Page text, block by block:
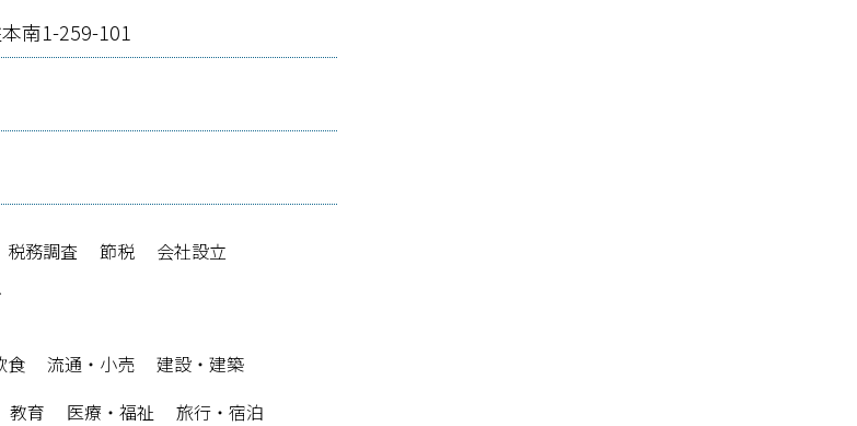
南1-259-101
税務調査 節税
会社設立
食 流通・小売
建設・建築
教育 医療・福祉
旅行・宿泊